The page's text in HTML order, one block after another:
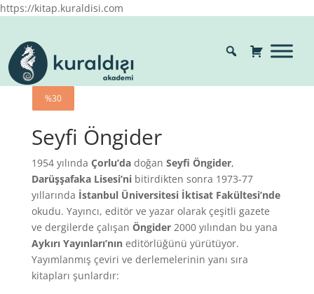
https://kitap.kuraldisi.com
Seyfi Öngider
1954 yılında Çorlu’dadoğan Seyfi Öngider,
Darüşşafaka Lisesi’nibitirdikten sonra 1973-77
yıllarında İstanbul Üniversitesi İktisat Fakültesi’nde
okudu. Yayıncı, editör ve yazar olarak çeşitli gazete
ve dergilerde çalışan Öngider2000 yılından bu yana
Aykırı Yayınları’nıneditörlüğünü yürütüyor.
Yayımlanmış çeviri ve derlemelerinin yanı sıra
kitapları şunlardır:
%30
%30
%30
%30
%30